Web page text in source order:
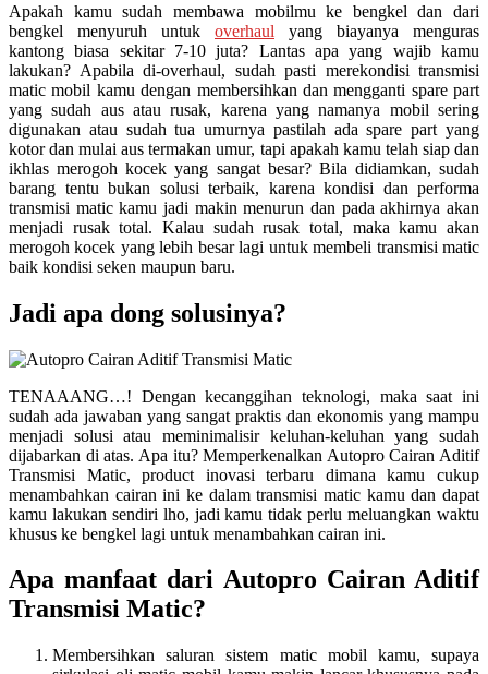
Apakah kamu sudah membawa mobilmu ke bengkel dan dari
bengkel menyuruh untuk overhaul yang biayanya menguras
kantong biasa sekitar 7-10 juta? Lantas apa yang wajib kamu
lakukan? Apabila di-overhaul, sudah pasti merekondisi transmisi
matic mobil kamu dengan membersihkan dan mengganti spare part
yang sudah aus atau rusak, karena yang namanya mobil sering
digunakan atau sudah tua umurnya pastilah ada spare part yang
kotor dan mulai aus termakan umur, tapi apakah kamu telah siap dan
ikhlas merogoh kocek yang sangat besar? Bila didiamkan, sudah
barang tentu bukan solusi terbaik, karena kondisi dan performa
transmisi matic kamu jadi makin menurun dan pada akhirnya akan
menjadi rusak total. Kalau sudah rusak total, maka kamu akan
merogoh kocek yang lebih besar lagi untuk membeli transmisi matic
baik kondisi seken maupun baru.
Jadi apa dong solusinya?
TENAAANG…! Dengan kecanggihan teknologi, maka saat ini
sudah ada jawaban yang sangat praktis dan ekonomis yang mampu
menjadi solusi atau meminimalisir keluhan-keluhan yang sudah
dijabarkan di atas. Apa itu? Memperkenalkan Autopro Cairan Aditif
Transmisi Matic, product inovasi terbaru dimana kamu cukup
menambahkan cairan ini ke dalam transmisi matic kamu dan dapat
kamu lakukan sendiri lho, jadi kamu tidak perlu meluangkan waktu
khusus ke bengkel lagi untuk menambahkan cairan ini.
Apa manfaat dari Autopro Cairan Aditif
Transmisi Matic?
Membersihkan saluran sistem matic mobil kamu, supaya